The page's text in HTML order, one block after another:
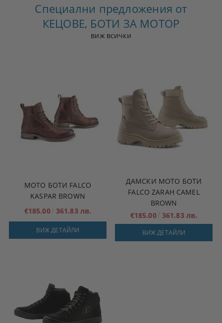
Специални предложения от
КЕЦОВЕ, БОТИ ЗА МОТОР
виж всички
МОТО БОТИ FALCO
KASPAR BROWN
€185.00 361.83 лв.
ВИЖ ДЕТАЙЛИ
ДАМСКИ МОТО БОТИ
FALCO ZARAH CAMEL
BROWN
€185.00 361.83 лв.
ВИЖ ДЕТАЙЛИ